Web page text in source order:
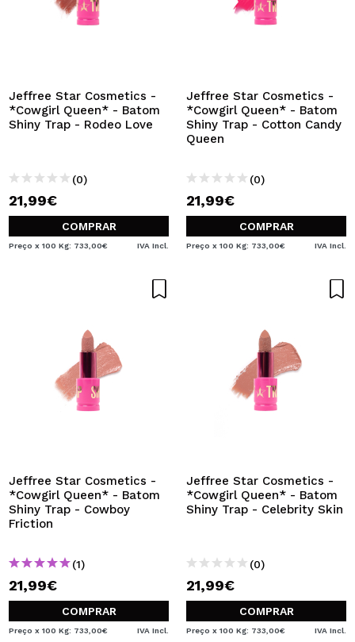
Jeffree Star Cosmetics -
*Cowgirl Queen* - Batom
Shiny Trap - Rodeo Love
(0)
21,99€
COMPRAR
Preço x 100 Kg: 733,00€ IVA Incl.
Jeffree Star Cosmetics -
*Cowgirl Queen* - Batom
Shiny Trap - Cotton Candy
Queen
(0)
21,99€
COMPRAR
Preço x 100 Kg: 733,00€ IVA Incl.
Jeffree Star Cosmetics -
*Cowgirl Queen* - Batom
Shiny Trap - Cowboy
Friction
(1)
21,99€
COMPRAR
Preço x 100 Kg: 733,00€ IVA Incl.
Jeffree Star Cosmetics -
*Cowgirl Queen* - Batom
Shiny Trap - Celebrity Skin
(0)
21,99€
COMPRAR
Preço x 100 Kg: 733,00€ IVA Incl.